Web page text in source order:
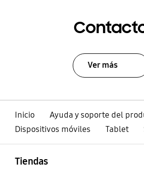
Ver más
Inicio
Ayuda y soporte del
Dispositivos móviles
Tablet
Tiendas